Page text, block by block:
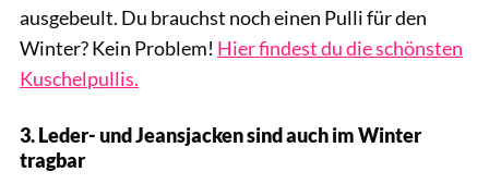
ausgebeult. Du brauchst noch einen Pulli für den
Winter? Kein Problem! Hier findest du die schönsten
Kuschelpullis.
3. Leder- und Jeansjacken sind auch im Winter
tragbar